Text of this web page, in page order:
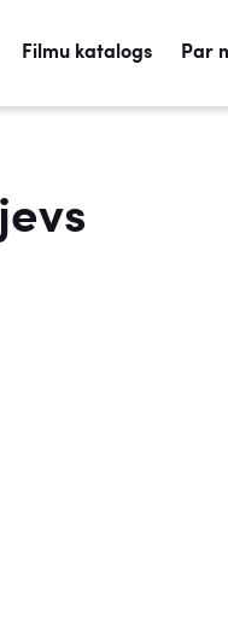
Filmu katalogs Par